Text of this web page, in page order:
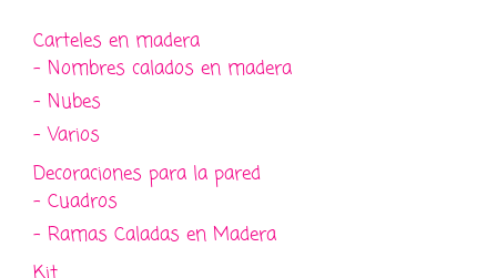
Carteles en madera
- Nombres calados en madera
- Nubes
- Varios
Decoraciones para la pared
- Cuadros
- Ramas Caladas en Madera